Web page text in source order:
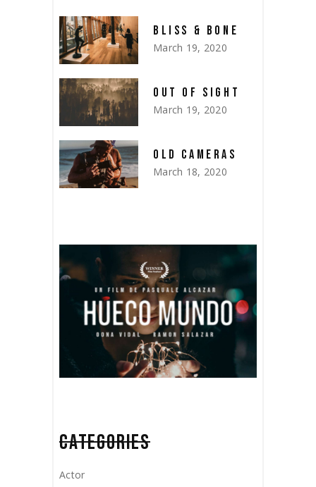
BLISS & BONE
March 19, 2020
OUT OF SIGHT
March 19, 2020
OLD CAMERAS
March 18, 2020
CATEGORIES
Actor